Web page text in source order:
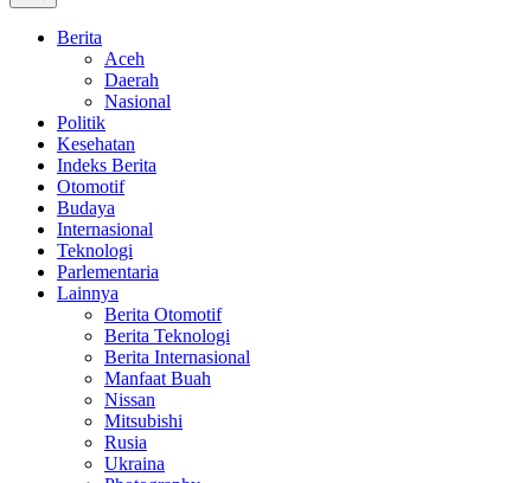
Berita
Aceh
Daerah
Nasional
Politik
Kesehatan
Indeks Berita
Otomotif
Budaya
Internasional
Teknologi
Parlementaria
Lainnya
Berita Otomotif
Berita Teknologi
Berita Internasional
Manfaat Buah
Nissan
Mitsubishi
Rusia
Ukraina